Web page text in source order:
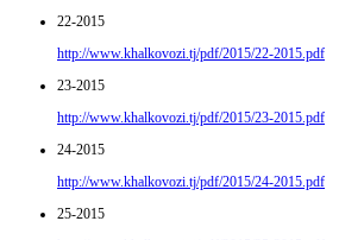
22-2015
http://www.khalkovozi.tj/pdf/2015/22-2015.pdf
23-2015
http://www.khalkovozi.tj/pdf/2015/23-2015.pdf
24-2015
http://www.khalkovozi.tj/pdf/2015/24-2015.pdf
25-2015